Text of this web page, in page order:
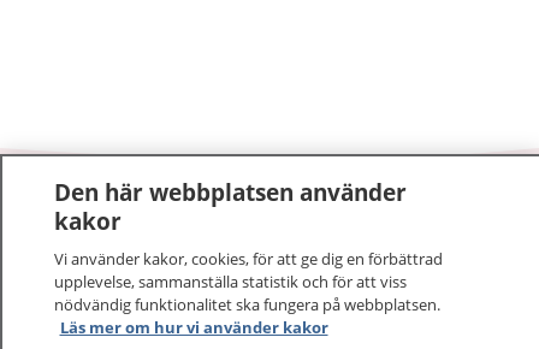
1177–tryggt om din hälsa och vård
På 1177.se får du råd om hälsa och information om
sjukdomar och vilka mottagningar du kan kontakta.
Logga in för att läsa din journal och göra dina
Den här webbplatsen använder
kakor
Vi använder kakor, cookies, för att ge dig en förbättrad
upplevelse, sammanställa statistik och för att viss
nödvändig funktionalitet ska fungera på webbplatsen.
Läs mer om hur vi använder kakor